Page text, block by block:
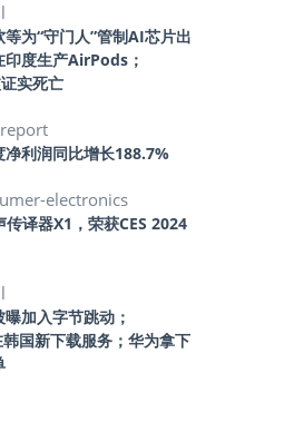
为“守门人”管制AI芯片出
度生产AirPods；
实死亡
净利润同比增长188.7%
electronics
译器X1，荣获CES 2024
加入字节跳动；
国新下载服务；华为拿下